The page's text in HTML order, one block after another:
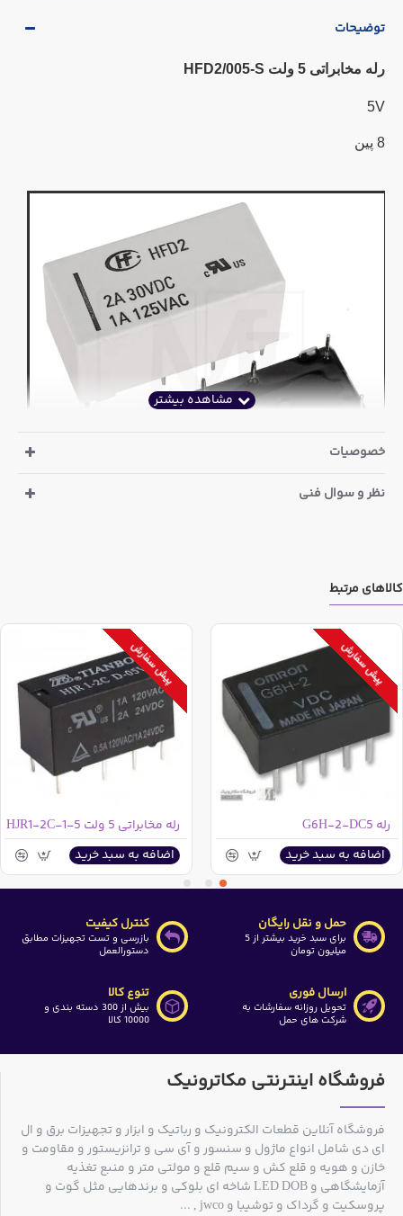
توضیحات
رله مخابراتی 5 ولت HFD2/005-S
5V
8 پین
خصوصیات
نظر و سوال فنی
کالاهای مرتبط
پیش سفارش
رله G6H-2-DC5
اضافه به سبد خرید
پیش سفارش
رله مخابراتی 5 ولت HJR1-2C-1-5
اضافه به سبد خرید
حمل و نقل رایگان
برای سبد خرید بیشتر از 5
میلیون تومان
کنترل کیفیت
بازرسی و تست تجهیزات مطابق
دستورالعمل
ارسال فوری
تحویل روزانه سفارشات به
شرکت های حمل
تنوع کالا
بیش از 300 دسته بندی و
10000 کالا
فروشگاه اینترنتی مکاترونیک
فروشگاه آنلاین قطعات الکترونیک و رباتیک و ابزار و تجهیزات برق و ال
ای دی شامل انواع ماژول و سنسور و آی سی و ترانزیستور و مقاومت و
خازن و هویه و قلع کش و سیم قلع و مولتی متر و منبع تغذیه
آزمایشگاهی و LED DOB شاخه ای بلوکی و برندهایی مثل گوت و
پروسکیت و گرداک و توشیبا و jwco , ...